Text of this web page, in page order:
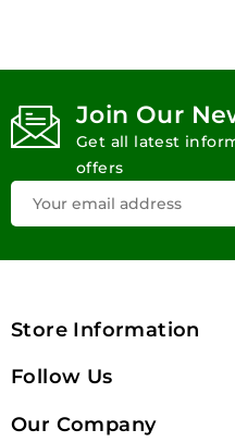
Join Our
Get all latest
offers
Store Information
Follow Us
Our Company